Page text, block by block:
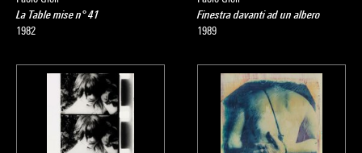
La Table mise n° 41
1982
Finestra davanti ad un albero
1989